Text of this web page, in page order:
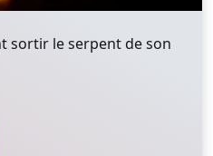
sortir le serpent de son